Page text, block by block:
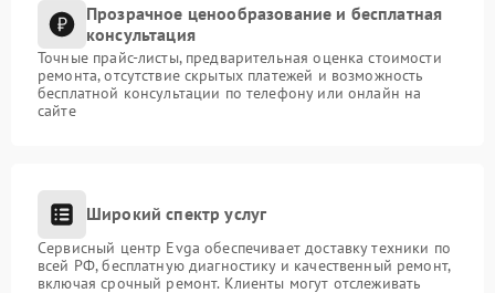
Прозрачное ценообразование и бесплатная
консультация
Точные прайс-листы, предварительная оценка стоимости
ремонта, отсутствие скрытых платежей и возможность
бесплатной консультации по телефону или онлайн на
сайте
Широкий спектр услуг
Сервисный центр Evga обеспечивает доставку техники по
всей РФ, бесплатную диагностику и качественный ремонт,
включая срочный ремонт. Клиенты могут отслеживать